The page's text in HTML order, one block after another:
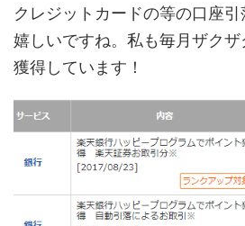
クレジットカードの等の口座
嬉しいですね。私も毎月ザク
獲得しています！